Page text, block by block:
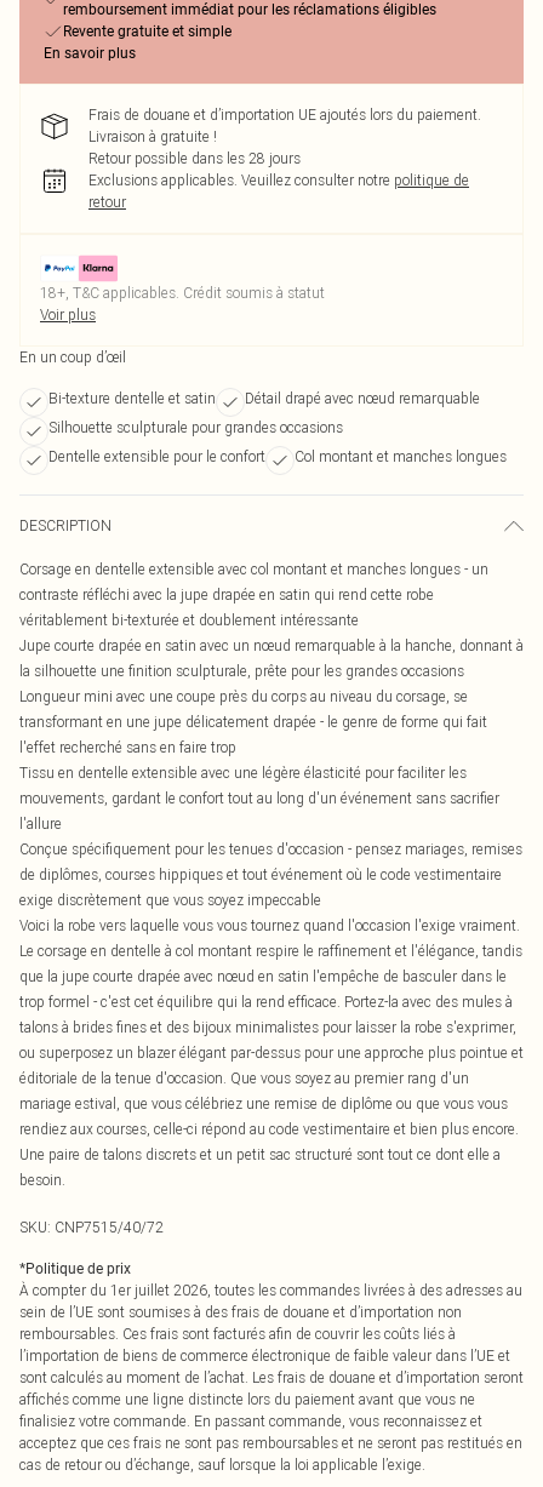
remboursement immédiat pour les réclamations éligibles
Revente gratuite et simple
En savoir plus
Frais de douane et d’importation UE ajoutés lors du paiement.
Livraison à gratuite !
Retour possible dans les 28 jours
Exclusions applicables. Veuillez consulter notre politique de
retour
18+, T&C applicables. Crédit soumis à statut
Voir plus
En un coup d’œil
Bi-texture dentelle et satin
Détail drapé avec nœud remarquable
Silhouette sculpturale pour grandes occasions
Dentelle extensible pour le confort
Col montant et manches longues
DESCRIPTION
Corsage en dentelle extensible avec col montant et manches longues - un
contraste réfléchi avec la jupe drapée en satin qui rend cette robe
véritablement bi-texturée et doublement intéressante
Jupe courte drapée en satin avec un nœud remarquable à la hanche, donnant à
la silhouette une finition sculpturale, prête pour les grandes occasions
Longueur mini avec une coupe près du corps au niveau du corsage, se
transformant en une jupe délicatement drapée - le genre de forme qui fait
l'effet recherché sans en faire trop
Tissu en dentelle extensible avec une légère élasticité pour faciliter les
mouvements, gardant le confort tout au long d'un événement sans sacrifier
l'allure
Conçue spécifiquement pour les tenues d'occasion - pensez mariages, remises
de diplômes, courses hippiques et tout événement où le code vestimentaire
exige discrètement que vous soyez impeccable
Voici la robe vers laquelle vous vous tournez quand l'occasion l'exige vraiment.
Le corsage en dentelle à col montant respire le raffinement et l'élégance, tandis
que la jupe courte drapée avec nœud en satin l'empêche de basculer dans le
trop formel - c'est cet équilibre qui la rend efficace. Portez-la avec des mules à
talons à brides fines et des bijoux minimalistes pour laisser la robe s'exprimer,
ou superposez un blazer élégant par-dessus pour une approche plus pointue et
éditoriale de la tenue d'occasion. Que vous soyez au premier rang d'un
mariage estival, que vous célébriez une remise de diplôme ou que vous vous
rendiez aux courses, celle-ci répond au code vestimentaire et bien plus encore.
Une paire de talons discrets et un petit sac structuré sont tout ce dont elle a
besoin.
SKU: CNP7515/40/72
*Politique de prix
À compter du 1er juillet 2026, toutes les commandes livrées à des adresses au
sein de l’UE sont soumises à des frais de douane et d’importation non
remboursables. Ces frais sont facturés afin de couvrir les coûts liés à
l’importation de biens de commerce électronique de faible valeur dans l’UE et
sont calculés au moment de l’achat. Les frais de douane et d’importation seront
affichés comme une ligne distincte lors du paiement avant que vous ne
finalisiez votre commande. En passant commande, vous reconnaissez et
acceptez que ces frais ne sont pas remboursables et ne seront pas restitués en
cas de retour ou d’échange, sauf lorsque la loi applicable l’exige.